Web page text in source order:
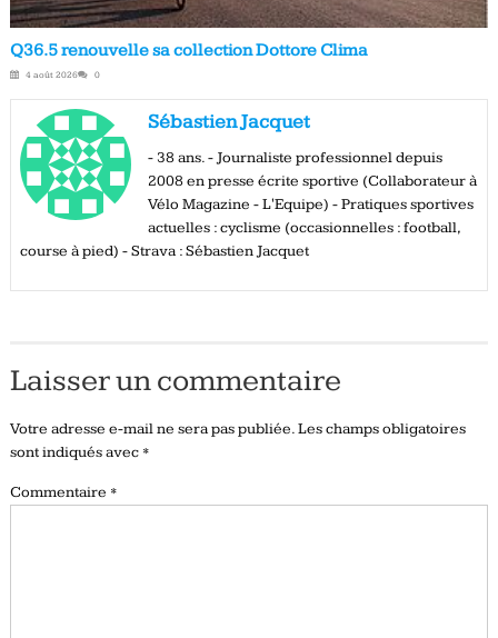
Q36.5 renouvelle sa collection Dottore Clima
4 août 2026 0
Sébastien Jacquet
- 38 ans. - Journaliste professionnel depuis
2008 en presse écrite sportive (Collaborateur à
Vélo Magazine - L'Equipe) - Pratiques sportives
actuelles : cyclisme (occasionnelles : football,
course à pied) - Strava : Sébastien Jacquet
Laisser un commentaire
Votre adresse e-mail ne sera pas publiée.Les champs obligatoires
sont indiqués avec *
Commentaire *